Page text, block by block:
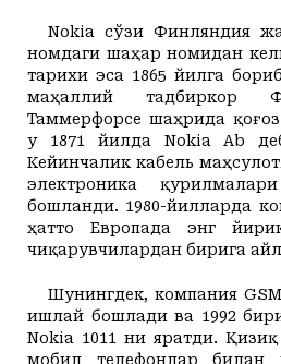
Nokia сўзи Финляндия
номдаги шаҳар номидан
тарихи эса 1865 йилга
маҳаллий тадбиркор
Таммерфорсе шаҳрида
у 1871 йилда Nokia Ab
Кейинчалик кабель
электроника
бошланди. 1980-йилларда
ҳатто Европада энг
чиқарувчилардан бирига
Шунингдек, компания
ишлай бошлади ва 1992
Nokia 1011 ни яратди.
мобил телефонлар билан